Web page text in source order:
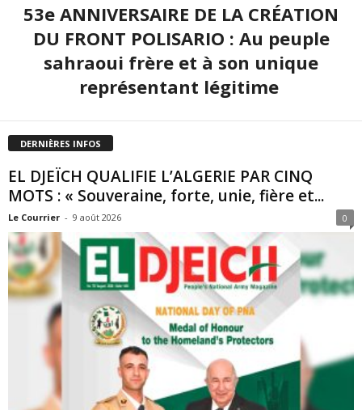
53e ANNIVERSAIRE DE LA CRÉATION
DU FRONT POLISARIO : Au peuple
sahraoui frère et à son unique
représentant légitime
DERNIÈRES INFOS
EL DJEÏCH QUALIFIE L’ALGERIE PAR CINQ
MOTS : « Souveraine, forte, unie, fière et...
Le Courrier - 9 août 2026 0